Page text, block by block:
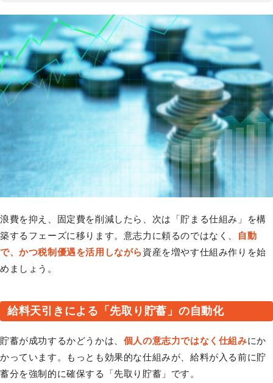
浪費を抑え、固定費を削減したら、次は「貯まる仕組み」を構
築するフェーズに移ります。意志力に頼るのではなく、
自動
で、かつ税制優遇を活用しながら資産を増やす仕組み作りを始
めましょう。
給料天引きによる「先取り貯蓄」の自動化
貯蓄が成功するかどうかは、 個人の意志力ではなく仕組みにか
かっています。もっとも効果的な仕組みが、給料が入る前に貯
蓄分を強制的に確保する「先取り貯蓄」です。